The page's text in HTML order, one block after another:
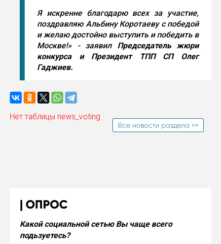
Я искренне благодарю всех за участие,
поздравляю Альбину Коротаеву с победой
и желаю достойно выступить и победить в
Москве!» - заявил Председатель жюри
конкурса и Президент ТПП СП Олег
Гаджиев.
Нет таблицы news_voting
Все новости раздела >>
ОПРОС
Какой социальной сетью Вы чаще всего
подьзуетесь?